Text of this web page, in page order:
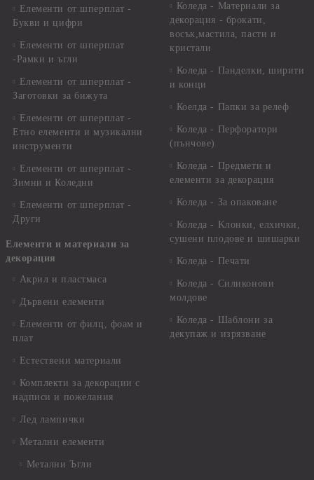
Елементи от шперплат -
Букви и цифри
Елементи от шперплат
-Рамки и ъгли
Елементи от шперплат -
Заготовки за бижута
Елементи от шперплат -
Етно елементи и музикални
инструменти
Елементи от шперплат -
Зимни и Коледни
Елементи от шперплат -
Други
Елементи и материали за
декорация
Акрил и пластмаса
Дървени елементи
Елементи от филц, фоам и
плат
Естествени материали
Комплекти за декорации с
надписи и пожелания
Лед лампички
Метални елементи
Метални Ъгли
Коледа - Материали за
декорация - брокати,
восък,мастила, пасти и
кристали
Коледа - Панделки, ширити
и конци
Коелда - Папки за релеф
Коледа - Перфоратори
(пънчове)
Коледа - Предмети и
елементи за декорация
Коледа - За опаковане
Коледа - Kлонки, елхички,
сушени плодове и шишарки
Коледа - Печати
Коледа - Силиконови
молдове
Коледа - Шаблони за
декупаж и изрязване